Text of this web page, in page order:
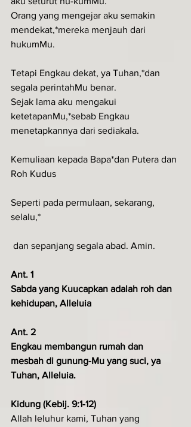
Orang yang mengejar aku semakin
mendekat,*mereka menjauh dari
hukumMu.
Tetapi Engkau dekat, ya Tuhan,*dan
segala perintahMu benar.
Sejak lama aku mengakui
ketetapanMu,*sebab Engkau
menetapkannya dari sediakala.
Kemuliaan kepada Bapa*dan Putera dan
Roh Kudus
Seperti pada permulaan, sekarang,
selalu,*
dan sepanjang segala abad. Amin.
Ant. 1
Sabda yang Kuucapkan adalah roh dan
kehidupan, Alleluia
Ant. 2
Engkau membangun rumah dan
mesbah di gunung-Mu yang suci, ya
Tuhan, Alleluia.
Kidung (Kebij. 9:1-12)
Allah leluhur kami, Tuhan yang